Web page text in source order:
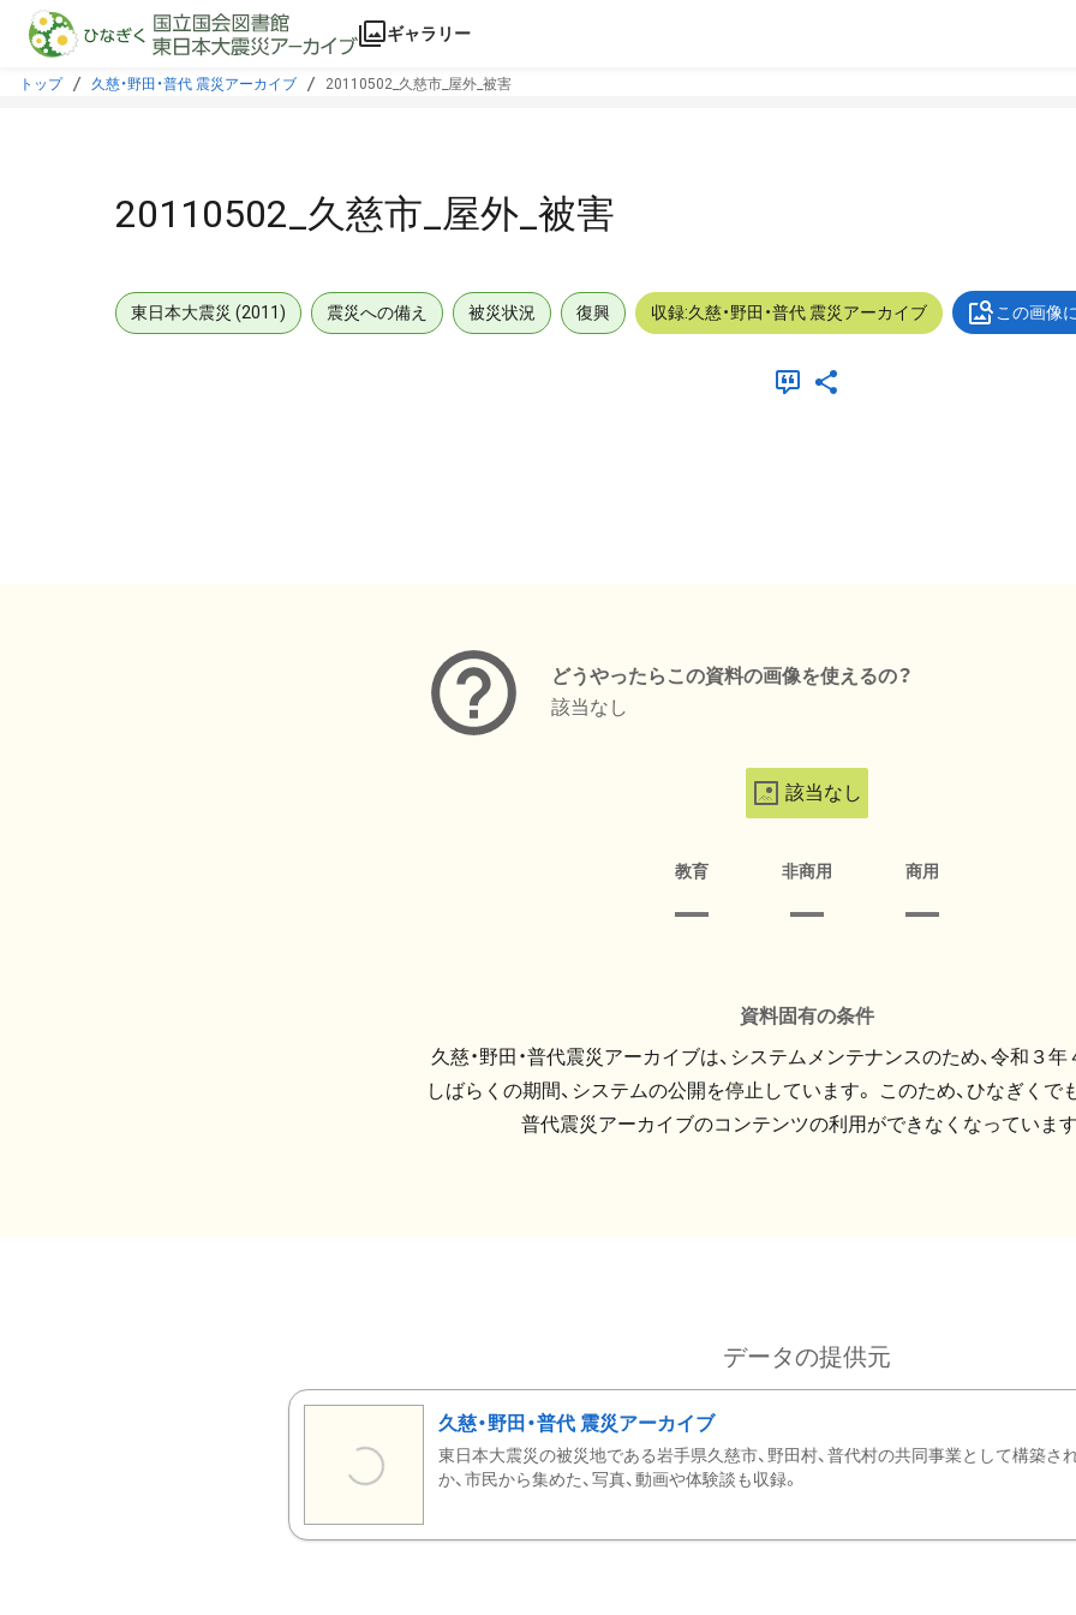
本文に飛ぶ
ギャラリー
トップ 久慈・野田・普代 震災アーカイブ 20110502_久慈市_屋外_被害
20110502_久慈市_屋外_被害
東日本大震災 (2011) 震災への備え 被災状況 復興 収録:久慈・野田・普代 震災アーカイブ この画像
どうやったらこの資料の画像を使えるの？
該当なし
該当なし
教育 非商用 商用
資料固有の条件
久慈・野田・普代震災アーカイブは、システムメンテナンスのため、令和３
しばらくの期間、システムの公開を停止しています。 このため、ひなぎくでも
普代震災アーカイブのコンテンツの利用ができなくなっています
データの提供元
久慈・野田・普代 震災アーカイブ
東日本大震災の被災地である岩手県久慈市、野田村、普代村の共同事業として構築さ
か、市民から集めた、写真、動画や体験談も収録。